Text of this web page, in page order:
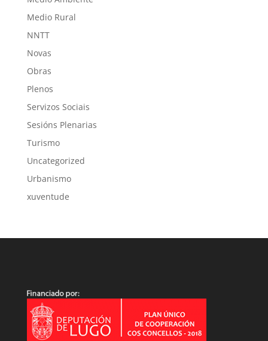
Medio Rural
NNTT
Novas
Obras
Plenos
Servizos Sociais
Sesións Plenarias
Turismo
Uncategorized
Urbanismo
xuventude